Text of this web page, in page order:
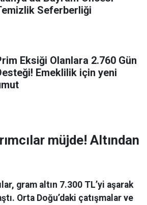
Seferberliği
Eksiği Olanlara 2.760 Gün
Emeklilik için yeni
müjde! Altından
gram altın 7.300 TL’yi aşarak
Orta Doğu’daki çatışmalar ve